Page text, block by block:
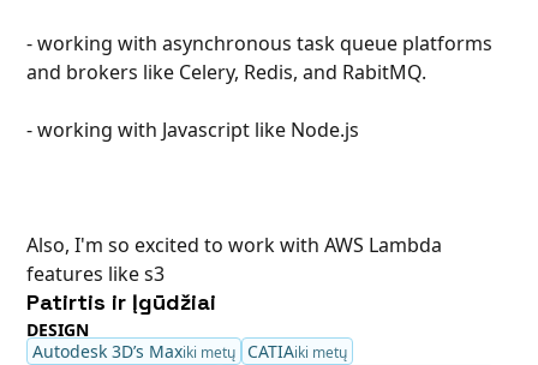
- working with asynchronous task queue platforms
and brokers like Celery, Redis, and RabitMQ.
- working with Javascript like Node.js
Also, I'm so excited to work with AWS Lambda
features like s3
Patirtis ir Įgūdžiai
DESIGN
Autodesk 3D’s Maxiki metų CATIAiki metų